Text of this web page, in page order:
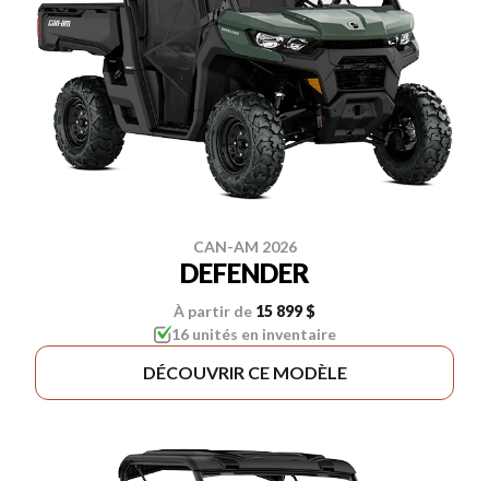
CAN-AM 2026
DEFENDER
À partir de 15 899 $
16 unités en inventaire
DÉCOUVRIR CE MODÈLE